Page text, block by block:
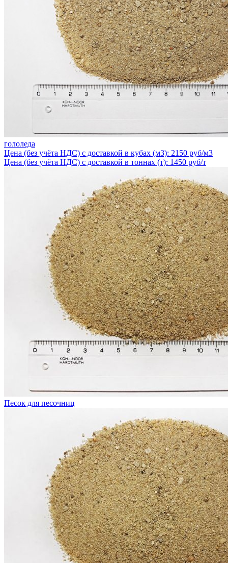
гололеда
Цена (без учёта НДС) с доставкой в кубах (м3): 2150 руб/м3
Цена (без учёта НДС) с доставкой в тоннах (т): 1450 руб/т
Песок для песочниц